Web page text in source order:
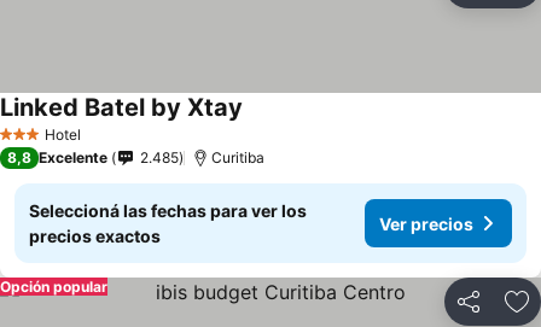
3 Estrellas
Hotel
Linked Batel by Xtay
8,8 Excelente 2.485 Curitiba
Seleccioná las fechas para ver los
precios exactos
Ver precios
Compartir
Opción popular